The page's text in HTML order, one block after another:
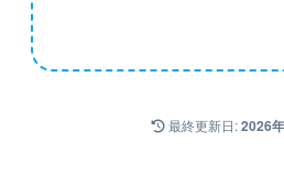
最終更新日:2026